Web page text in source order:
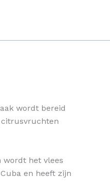
wordt bereid
citrusvruchten
wordt het vlees
en heeft zijn